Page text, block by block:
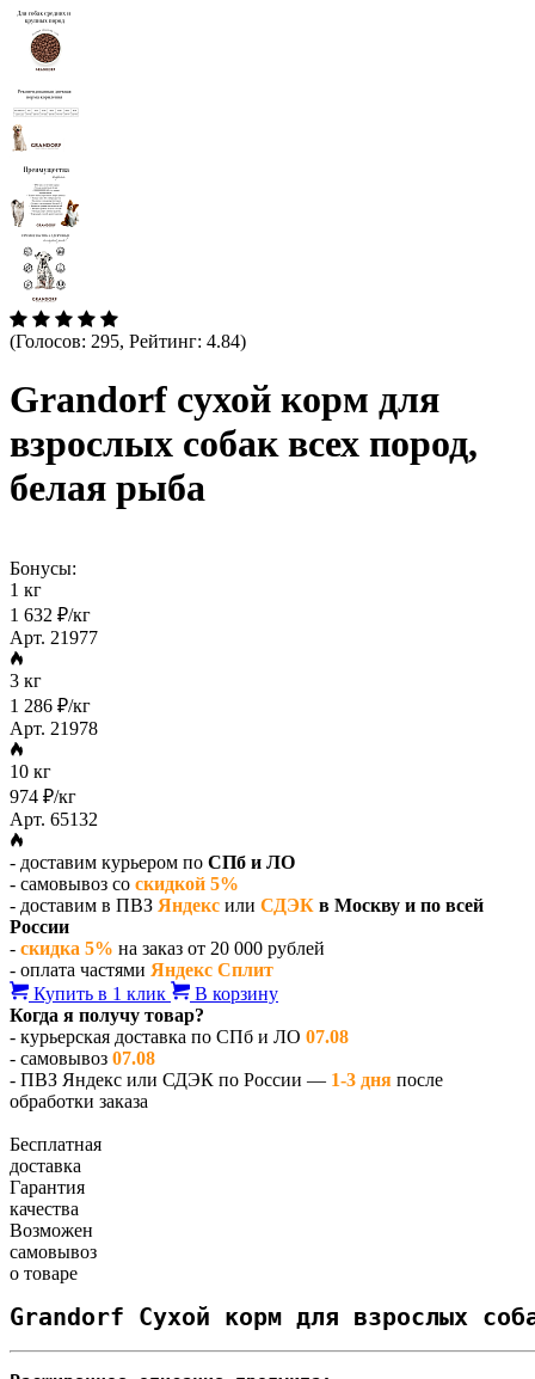
(Голосов: 295, Рейтинг: 4.84)
Grandorf сухой корм для
взрослых собак всех пород,
белая рыба
Бонусы:
1 кг
1 632 ₽/кг
Арт. 21977
3 кг
1 286 ₽/кг
Арт. 21978
10 кг
974 ₽/кг
Арт. 65132
- доставим курьером по СПб и ЛО
- самовывоз со скидкой 5%
- доставим в ПВЗ Яндекс или СДЭК в Москву и по всей
России
- скидка 5% на заказ от 20 000 рублей
- оплата частями Яндекс Сплит
Купить в 1 клик
В корзину
Когда я получу товар?
- курьерская доставка по СПб и ЛО 07.08
- самовывоз 07.08
- ПВЗ Яндекс или СДЭК по России — 1-3 дня после
обработки заказа
Бесплатная
доставка
Гарантия
качества
Возможен
самовывоз
о товаре
Grandorf Сухой корм для взрослых